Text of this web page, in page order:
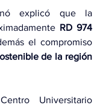
explicó que la
RD 974
el compromiso
de la región
Universitario